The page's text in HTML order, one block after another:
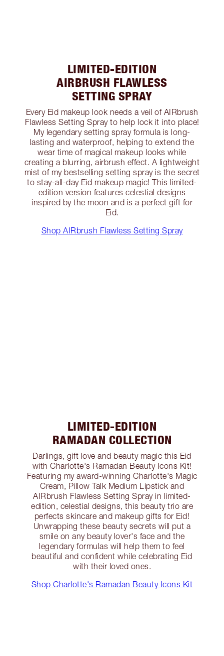
LIMITED-EDITION
AIRBRUSH FLAWLESS
SETTING SPRAY
Every Eid makeup look needs a veil of AIRbrush
Flawless Setting Spray to help lock it into place!
My legendary setting spray formula is long-
lasting and waterproof, helping to extend the
wear time of magical makeup looks while
creating a blurring, airbrush effect. A lightweight
mist of my bestselling setting spray is the secret
to stay-all-day Eid makeup magic! This limited-
edition version features celestial designs
inspired by the moon and is a perfect gift for
Eid.
Shop AIRbrush Flawless Setting Spray
LIMITED-EDITION
RAMADAN COLLECTION
Darlings, gift love and beauty magic this Eid
with Charlotte's Ramadan Beauty Icons Kit!
Featuring my award-winning Charlotte's Magic
Cream, Pillow Talk Medium Lipstick and
AIRbrush Flawless Setting Spray in limited-
edition, celestial designs, this beauty trio are
perfects skincare and makeup gifts for Eid!
Unwrapping these beauty secrets will put a
smile on any beauty lover's face and the
legendary formulas will help them to feel
beautiful and confident while celebrating Eid
with their loved ones.
Shop Charlotte's Ramadan Beauty Icons Kit